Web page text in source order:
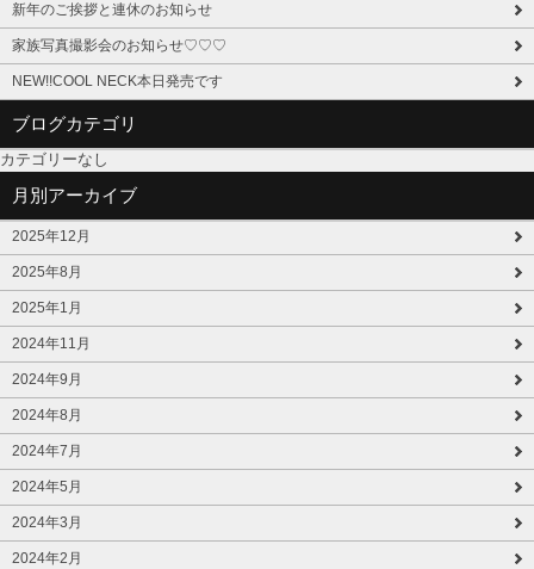
新年のご挨拶と連休のお知らせ
家族写真撮影会のお知らせ♡♡♡
NEW!!COOL NECK本日発売です
ブログカテゴリ
カテゴリーなし
月別アーカイブ
2025年12月
2025年8月
2025年1月
2024年11月
2024年9月
2024年8月
2024年7月
2024年5月
2024年3月
2024年2月